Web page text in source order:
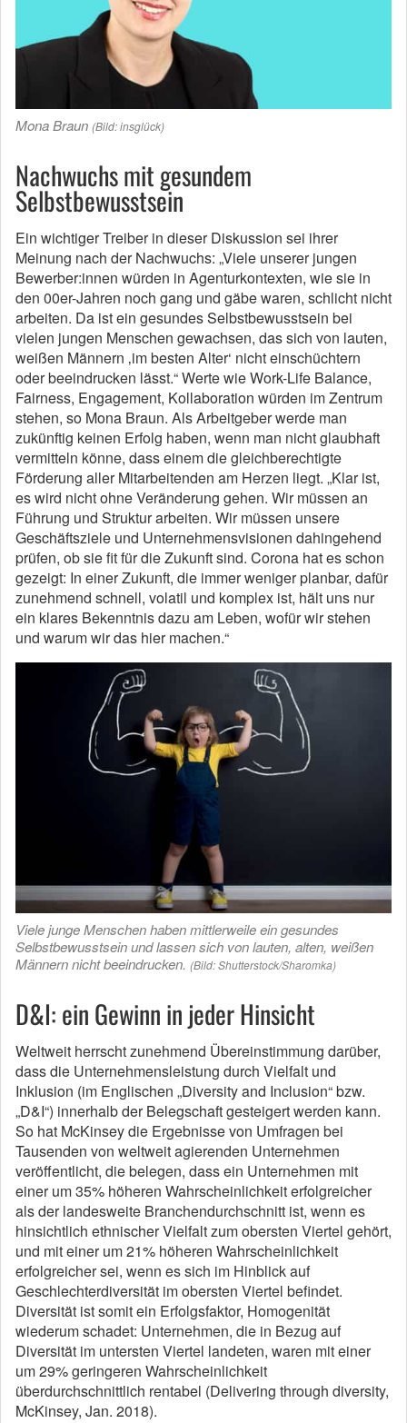
Mona Braun (Bild: insglück)
Nachwuchs mit gesundem
Selbstbewusstsein
Ein wichtiger Treiber in dieser Diskussion sei ihrer
Meinung nach der Nachwuchs: „Viele unserer jungen
Bewerber:innen würden in Agenturkontexten, wie sie in
den 00er-Jahren noch gang und gäbe waren, schlicht nicht
arbeiten. Da ist ein gesundes Selbstbewusstsein bei
vielen jungen Menschen gewachsen, das sich von lauten,
weißen Männern ‚im besten Alter‘ nicht einschüchtern
oder beeindrucken lässt.“ Werte wie Work-Life Balance,
Fairness, Engagement, Kollaboration würden im Zentrum
stehen, so Mona Braun. Als Arbeitgeber werde man
zukünftig keinen Erfolg haben, wenn man nicht glaubhaft
vermitteln könne, dass einem die gleichberechtigte
Förderung aller Mitarbeitenden am Herzen liegt. „Klar ist,
es wird nicht ohne Veränderung gehen. Wir müssen an
Führung und Struktur arbeiten. Wir müssen unsere
Geschäftsziele und Unternehmensvisionen dahingehend
prüfen, ob sie fit für die Zukunft sind. Corona hat es schon
gezeigt: In einer Zukunft, die immer weniger planbar, dafür
zunehmend schnell, volatil und komplex ist, hält uns nur
ein klares Bekenntnis dazu am Leben, wofür wir stehen
und warum wir das hier machen.“
Viele junge Menschen haben mittlerweile ein gesundes
Selbstbewusstsein und lassen sich von lauten, alten, weißen
Männern nicht beeindrucken. (Bild: Shutterstock/Sharomka)
D&I: ein Gewinn in jeder Hinsicht
Weltweit herrscht zunehmend Übereinstimmung darüber,
dass die Unternehmensleistung durch Vielfalt und
Inklusion (im Englischen „Diversity and Inclusion“ bzw.
„D&I“) innerhalb der Belegschaft gesteigert werden kann.
So hat McKinsey die Ergebnisse von Umfragen bei
Tausenden von weltweit agierenden Unternehmen
veröffentlicht, die belegen, dass ein Unternehmen mit
einer um 35% höheren Wahrscheinlichkeit erfolgreicher
als der landesweite Branchendurchschnitt ist, wenn es
hinsichtlich ethnischer Vielfalt zum obersten Viertel gehört,
und mit einer um 21% höheren Wahrscheinlichkeit
erfolgreicher sei, wenn es sich im Hinblick auf
Geschlechterdiversität im obersten Viertel befindet.
Diversität ist somit ein Erfolgsfaktor, Homogenität
wiederum schadet: Unternehmen, die in Bezug auf
Diversität im untersten Viertel landeten, waren mit einer
um 29% geringeren Wahrscheinlichkeit
überdurchschnittlich rentabel (Delivering through diversity,
McKinsey, Jan. 2018).